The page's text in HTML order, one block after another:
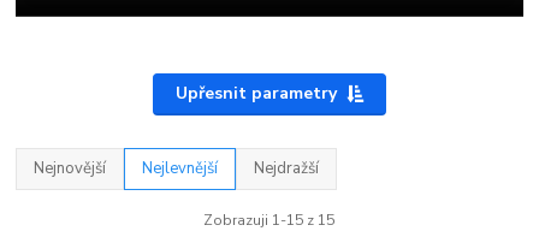
Upřesnit parametry
Nejnovější Nejlevnější Nejdražší
Zobrazuji 1-15 z 15